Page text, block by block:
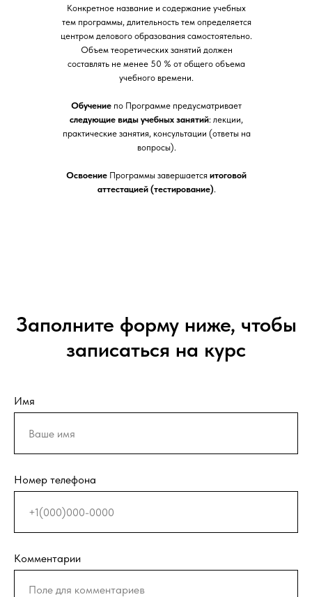
Конкретное название и содержание учебных
тем программы, длительность тем определяется
центром делового образования самостоятельно.
Объем теоретических занятий должен
составлять не менее 50 % от общего объема
учебного времени.
Обучение по Программе предусматривает
следующие виды учебных занятий: лекции,
практические занятия, консультации (ответы на
вопросы).
Освоение Программы завершается итоговой
аттестацией (тестирование).
Заполните форму ниже, чтобы
записаться на курс
Имя
Номер телефона
Комментарии